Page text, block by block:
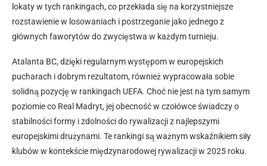
lokaty w tych rankingach, co przekłada się na korzystniejsze
rozstawienie w losowaniach i postrzeganie jako jednego z
głównych faworytów do zwycięstwa w każdym turnieju.
Atalanta BC, dzięki regularnym występom w europejskich
pucharach i dobrym rezultatom, również wypracowała sobie
solidną pozycję w rankingach UEFA. Choć nie jest na tym samym
poziomie co Real Madryt, jej obecność w czołówce świadczy o
stabilności formy i zdolności do rywalizacji z najlepszymi
europejskimi drużynami. Te rankingi są ważnym wskaźnikiem siły
klubów w kontekście międzynarodowej rywalizacji w 2025 roku.